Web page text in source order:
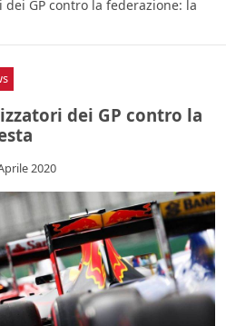
GP contro la federazione: la
dei GP contro la
2020